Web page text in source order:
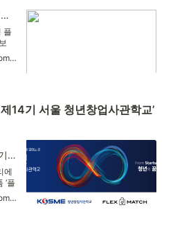
발
정
플렉스매치, SCI평가정보 기술평가 우수기술기업 인증 획득
플
를
소
수
반
에
https://www.dailysecu.com/news/articleView.html?idxno=156891
14기 서울 청년창업사관학교’
플렉스매치, 중진공 ‘제14기 서울 청년창업사관학교’ 입교기업 선정
에
‘플
키
https://www.gosiweek.com/article/1065599515741565#google_vignette